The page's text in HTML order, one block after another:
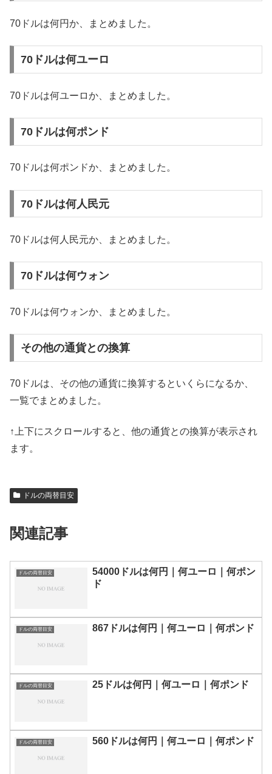
70ドルは何円か、まとめました。
70ドルは何ユーロ
70ドルは何ユーロか、まとめました。
70ドルは何ポンド
70ドルは何ポンドか、まとめました。
70ドルは何人民元
70ドルは何人民元か、まとめました。
70ドルは何ウォン
70ドルは何ウォンか、まとめました。
その他の通貨との換算
70ドルは、その他の通貨に換算するといくらになるか、
一覧でまとめました。
↑上下にスクロールすると、他の通貨との換算が表示され
ます。
ドルの両替目安
関連記事
ドルの両替目安
54000ドルは何円｜何ユーロ｜何ポン
ド
ドルの両替目安 867ドルは何円｜何ユーロ｜何ポンド
ドルの両替目安 25ドルは何円｜何ユーロ｜何ポンド
ドルの両替目安 560ドルは何円｜何ユーロ｜何ポンド